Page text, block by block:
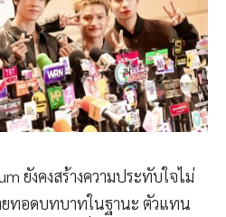
ยังคงสร้างความประทับใจไม่
ทอดบทบาทในฐานะ ตัวแทน